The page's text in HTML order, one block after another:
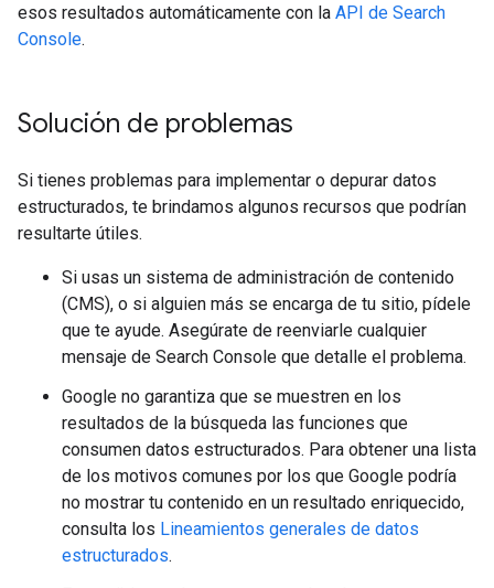
esos resultados automáticamente con la API de Search
Console.
Solución de problemas
Si tienes problemas para implementar o depurar datos
estructurados, te brindamos algunos recursos que podrían
resultarte útiles.
Si usas un sistema de administración de contenido
(CMS), o si alguien más se encarga de tu sitio, pídele
que te ayude. Asegúrate de reenviarle cualquier
mensaje de Search Console que detalle el problema.
Google no garantiza que se muestren en los
resultados de la búsqueda las funciones que
consumen datos estructurados. Para obtener una lista
de los motivos comunes por los que Google podría
no mostrar tu contenido en un resultado enriquecido,
consulta los Lineamientos generales de datos
estructurados.